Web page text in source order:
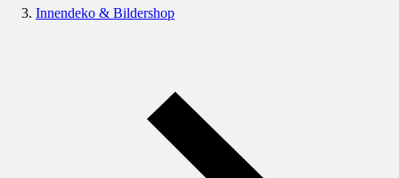
Innendeko & Bildershop